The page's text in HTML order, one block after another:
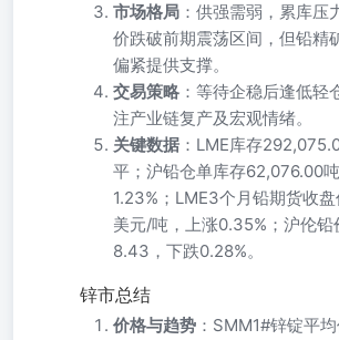
市场格局 ：供强需弱，累库压
价跌破前期震荡区间，但铅精
偏紧提供支撑。
交易策略 ：等待企稳后逢低轻
注产业链复产及宏观情绪。
关键数据 ：LME库存
平；沪铅仓单库存62,076.00
1.23%；LME3个月铅期货收
美元/吨，上涨0.35%；沪伦铅
8.43，下跌0.28%。
锌市总结
价格与趋势 ：SMM1#锌锭平